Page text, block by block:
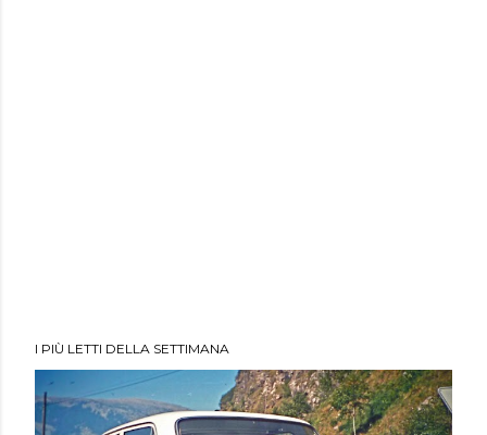
I PIÙ LETTI DELLA SETTIMANA